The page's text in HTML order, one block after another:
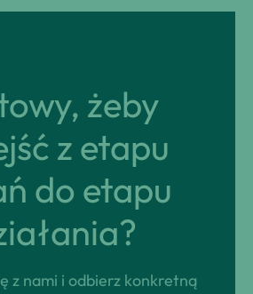
żeby
z etapu
do etapu
z nami i odbierz konkretną